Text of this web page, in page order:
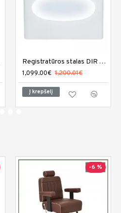
Registratūros stalas DIR Acquario su LED apšvietimu
1,099.00€ 1,200.01€
Į krepšelį
-6 %